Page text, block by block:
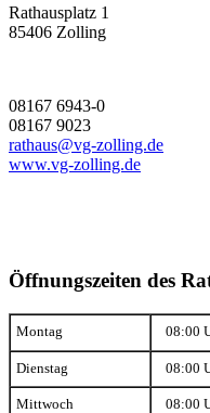
Rathausplatz 1
85406 Zolling
08167 6943-0
08167 9023
rathaus@vg-zolling.de
www.vg-zolling.de
Öffnungszeiten des
Montag 08:00
Dienstag 08:00
Mittwoch 08:00